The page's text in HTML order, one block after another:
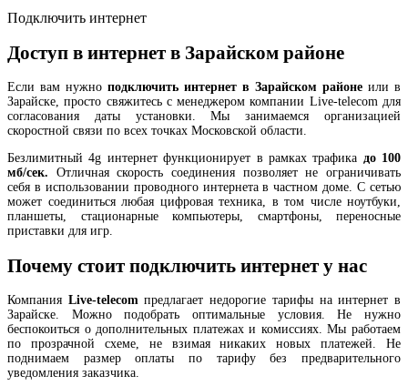
Подключить интернет
Доступ в интернет в Зарайском районе
Если вам нужно подключить интернет в Зарайском районе или в
Зарайске, просто свяжитесь с менеджером компании Live-telecom для
согласования даты установки. Мы занимаемся организацией
скоростной связи по всех точках Московской области.
Безлимитный 4g интернет функционирует в рамках трафика до 100
мб/сек. Отличная скорость соединения позволяет не ограничивать
себя в использовании проводного интернета в частном доме. С сетью
может соединиться любая цифровая техника, в том числе ноутбуки,
планшеты, стационарные компьютеры, смартфоны, переносные
приставки для игр.
Почему стоит подключить интернет у нас
Компания Live-telecomпредлагает недорогие тарифы на интернет в
Зарайске. Можно подобрать оптимальные условия. Не нужно
беспокоиться о дополнительных платежах и комиссиях. Мы работаем
по прозрачной схеме, не взимая никаких новых платежей. Не
поднимаем размер оплаты по тарифу без предварительного
уведомления заказчика.